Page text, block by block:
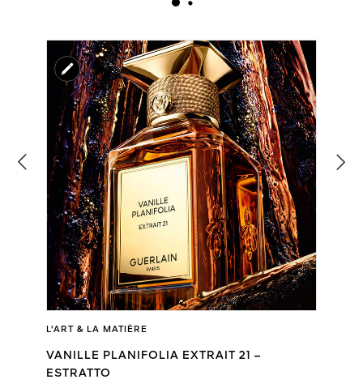
L'ART & LA MATIÈRE
VANILLE PLANIFOLIA EXTRAIT 21 –
ESTRATTO